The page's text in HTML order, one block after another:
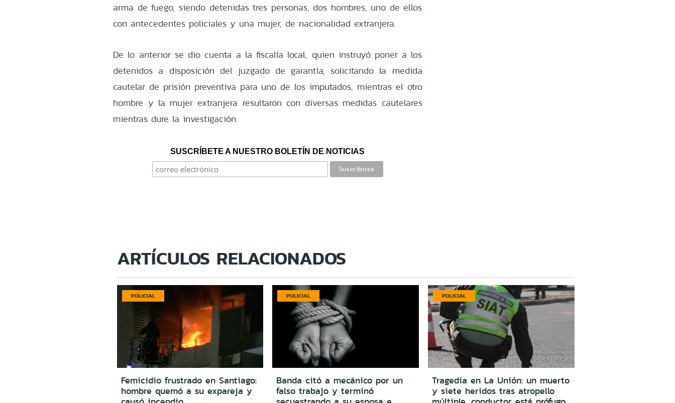
arma de fuego, siendo detenidas tres personas, dos hombres, uno de ellos
con antecedentes policiales y una mujer, de nacionalidad extranjera.
De lo anterior se dio cuenta a la fiscalía local, quien instruyó poner a los
detenidos a disposición del juzgado de garantía, solicitando la medida
cautelar de prisión preventiva para uno de los imputados, mientras el otro
hombre y la mujer extranjera resultaron con diversas medidas cautelares
mientras dure la investigación.
SUSCRÍBETE A NUESTRO BOLETÍN DE NOTICIAS
ARTÍCULOS RELACIONADOS
POLICIAL
Femicidio frustrado en Santiago:
hombre quemó a su expareja y
POLICIAL
Banda citó a mecánico por un
falso trabajo y terminó
POLICIAL
Tragedia en La Unión: un muerto
y siete heridos tras atropello